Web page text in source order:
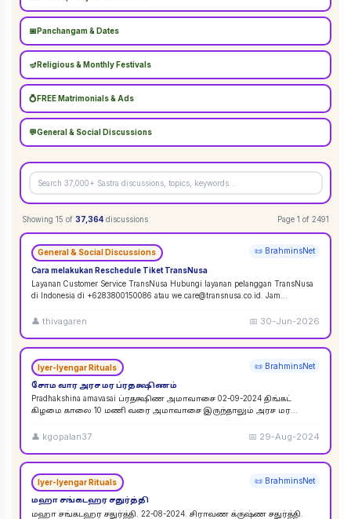
📅 Panchangam & Dates
🪔 Religious & Monthly Festivals
💍 FREE Matrimonials & Ads
💬General & Social Discussions
Showing 15 of 37,364 discussions Page 1 of 2491
General & Social Discussions 📜 BrahminsNet
Cara melakukan Reschedule Tiket TransNusa
Layanan Customer Service TransNusa Hubungi layanan pelanggan TransNusa
di Indonesia di +6283800150086 atau we.care@transnusa.co.id. Jam
👤 thivagaren 📅 30-Jun-2026
Iyer-Iyengar Rituals 📜 BrahminsNet
சோம வார அரச மர ப்ரதக்ஷிணம்
Pradhakshina amavasai ப்ரதக்ஷிண அமாவாசை 02-09-2024 திங்கட்
கிழமை காலை 10 மணி வரை அமாவாசை இருந்தாலும் அரச மர
👤 kgopalan37 📅 29-Aug-2024
Iyer-Iyengar Rituals 📜 BrahminsNet
மஹா சங்கடஹர சதுர்த்தி
மஹா சங்கடஹர சதுர்த்தி. 22-08-2024. சிராவண க்ருஷ்ண சதுர்த்தி.